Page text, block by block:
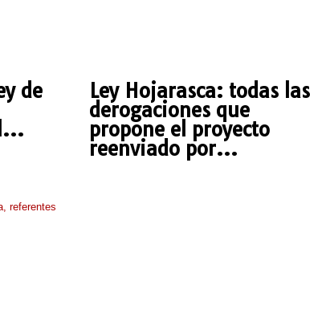
de
Ley Hojarasca: todas las
derogaciones que
propone el proyecto
reenviado por...